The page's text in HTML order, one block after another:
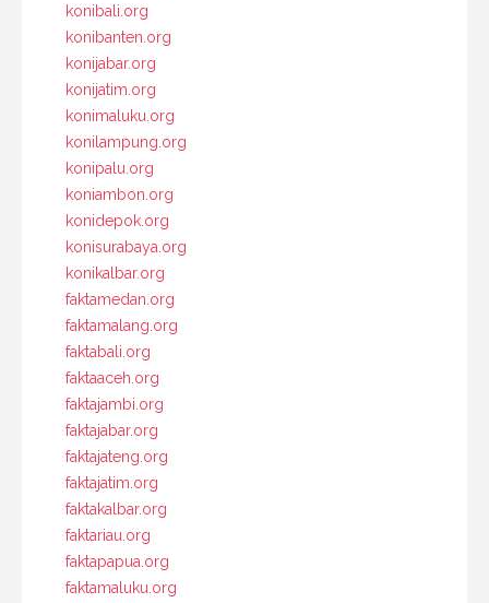
konibali.org
konibanten.org
konijabar.org
konijatim.org
konimaluku.org
konilampung.org
konipalu.org
koniambon.org
konidepok.org
konisurabaya.org
konikalbar.org
faktamedan.org
faktamalang.org
faktabali.org
faktaaceh.org
faktajambi.org
faktajabar.org
faktajateng.org
faktajatim.org
faktakalbar.org
faktariau.org
faktapapua.org
faktamaluku.org